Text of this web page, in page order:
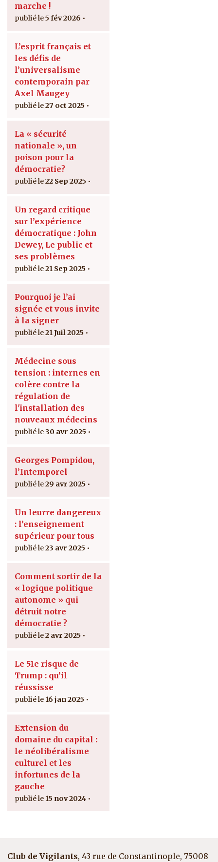
marche !
5 fév 2026
L’esprit français et
les défis de
l’universalisme
contemporain par
Axel Maugey
27 oct 2025
La « sécurité
nationale », un
poison pour la
démocratie?
22 Sep 2025
Un regard critique
sur l’expérience
démocratique : John
Dewey, Le public et
ses problèmes
21 Sep 2025
Pourquoi je l’ai
signée et vous invite
à la signer
21 Juil 2025
Médecine sous
tension : internes en
colère contre la
régulation de
l'installation des
nouveaux médecins
30 avr 2025
Georges Pompidou,
l’Intemporel
29 avr 2025
Un leurre dangereux
: l’enseignement
supérieur pour tous
23 avr 2025
Comment sortir de la
« logique politique
autonome » qui
détruit notre
démocratie ?
2 avr 2025
Le 51e risque de
Trump : qu’il
réussisse
16 jan 2025
Extension du
domaine du capital :
le néolibéralisme
culturel et les
infortunes de la
gauche
15 nov 2024
Club de Vigilants, 43 rue de Constantinople, 75008